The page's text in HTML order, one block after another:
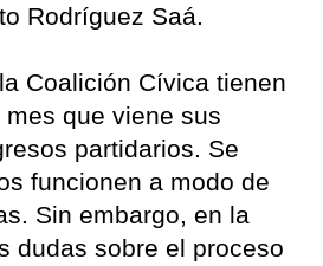
Rodríguez Saá.
Coalición Cívica tienen
que viene sus
partidarios. Se
funcionen a modo de
Sin embargo, en la
dudas sobre el proceso